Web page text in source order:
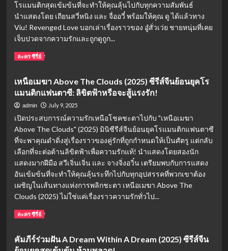
จีน
ยอด
นิยม
ปี
เรื่อง
ไหน
ห้าม
โรแมนติกสุดเข้มข้นที่จะทำให้คุณลุ้นไปกับทุกความสัมพันธ์
นำแสดงโดย เถียนสวี่หนิง และ จื่ออวี๋ พร้อมให้คุณ ดู ได้แล้วทาง
Viu! Revenged Love บอกเล่าเรื่องราวของ อู๋สั่วเว่ย ชายหนุ่มที่เคย
เจ็บปวดจากความรักและถูกดูถูก...
Read MoreRead
ศัตรู
หัวใจ
คือ
ใหม่
ผม
เอง
Revenged
Love
(2025)
รีส์
วาย
พลาด!
ละคร ซีรี่ย์
เหนือเมฆา Above The Clouds (2025) ซีรีส์จีนย้อนยุคโร
แมนติกแฟนตาซี: ลิขิตฟ้าหรือจะสู้แรงรัก!
admin July 9, 2025
เปิดประสบการณ์ความรักเหนือโชคชะตาไปกับ "เหนือเมฆา
Above The Clouds" (2025) มินิซีรีส์จีนย้อนยุคโรแมนติกแฟนตาซี
ที่จะพาคุณดำดิ่งสู่เรื่องราวของคู่รักที่ถูกกำหนดให้เป็นศัตรู แต่กลับ
เลือกที่จะต่อต้านลิขิตฟ้าเพื่อความรักแท้! นำแสดงโดยสองนัก
แสดงมากฝีมือ สวีเจิ่นเจิ่น และ จางจิ่งอวิ๋น เตรียมพบกับการแสดง
อันเข้มข้นที่จะทำให้คุณลุ้นระทึกไปกับทุกอุปสรรคที่พวกเขาต้อง
เผชิญในเส้นทางแห่งการพลิกชะตา เหนือเมฆา Above The
Clouds (2025) ไม่ใช่แค่เรื่องราวความรักทั่วไป...
Read MoreRead
เหนือ
ละคร ซีรี่ย์
คัมภีร์ร่วมฝัน A Dream Within A Dream (2025) ซีรีส์จีน